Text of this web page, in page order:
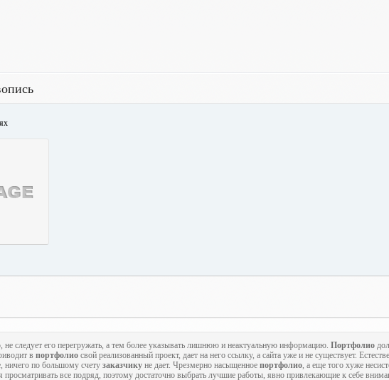
, не следует его перегружать, а тем более указывать лишнюю и неактуальную информацию. Портфолио
в портфолио свой реализованный проект, дает на него ссылку, а сайта уже и не существует.
ничего по большому счету заказчику не дает. Чрезмерно насыщенное портфолио, а еще того хуже
просматривать все подряд, поэтому достаточно выбрать лучшие работы, явно привлекающие к себе